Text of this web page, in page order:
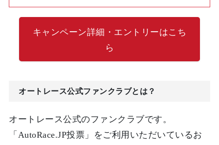
キャンペーン詳細・エントリーはこち
ら
オートレース公式ファンクラブとは？
オートレース公式のファンクラブです。
「AutoRace.JP投票」をご利用いただいているお